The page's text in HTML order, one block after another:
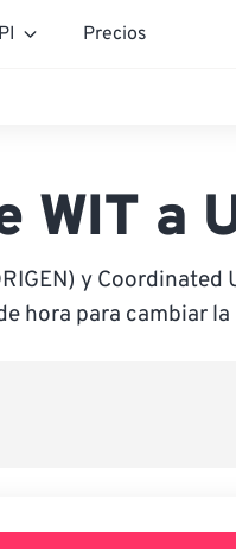
Precios
WIT a
y Coordinated
hora para cambiar la